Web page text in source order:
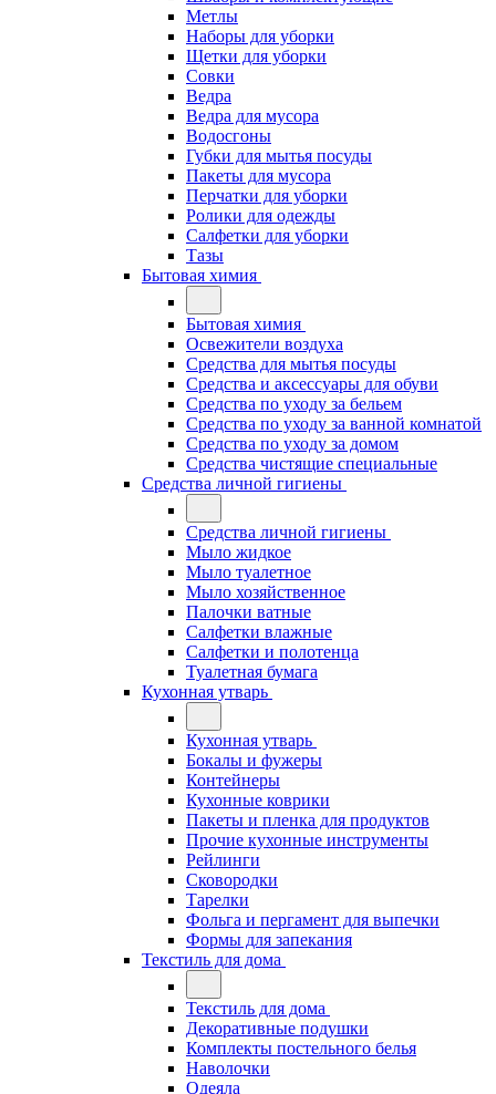
Метлы
Наборы для уборки
Щетки для уборки
Совки
Ведра
Ведра для мусора
Водосгоны
Губки для мытья посуды
Пакеты для мусора
Перчатки для уборки
Ролики для одежды
Салфетки для уборки
Тазы
Бытовая химия
Бытовая химия
Освежители воздуха
Средства для мытья посуды
Средства и аксессуары для обуви
Средства по уходу за бельем
Средства по уходу за ванной комнатой
Средства по уходу за домом
Средства чистящие специальные
Средства личной гигиены
Средства личной гигиены
Мыло жидкое
Мыло туалетное
Мыло хозяйственное
Палочки ватные
Салфетки влажные
Салфетки и полотенца
Туалетная бумага
Кухонная утварь
Кухонная утварь
Бокалы и фужеры
Контейнеры
Кухонные коврики
Пакеты и пленка для продуктов
Прочие кухонные инструменты
Рейлинги
Сковородки
Тарелки
Фольга и пергамент для выпечки
Формы для запекания
Текстиль для дома
Текстиль для дома
Декоративные подушки
Комплекты постельного белья
Наволочки
Одеяла